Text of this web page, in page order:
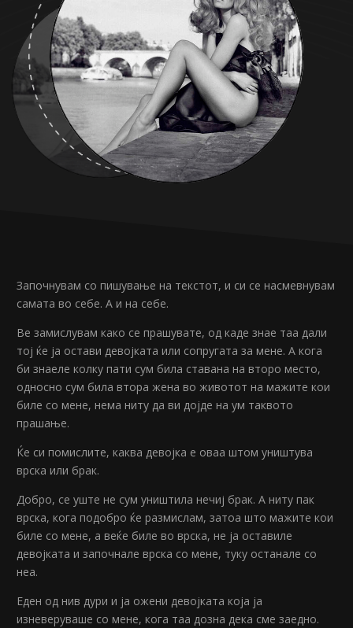
Започнувам со пишување на текстот, и си се насмевнувам
самата во себе. А и на себе.
Ве замислувам како се прашувате, од каде знае таа дали
тој ќе ја остави девојката или сопругата за мене. А кога
би знаеле колку пати сум била ставана на второ место,
односно сум била втора жена во животот на мажите кои
биле со мене, нема ниту да ви дојде на ум таквото
прашање.
Ќе си помислите, каква девојка е оваа штом уништува
врска или брак.
Добро, се уште не сум уништила нечиј брак. А ниту пак
врска, кога подобро ќе размислам, затоа што мажите кои
биле со мене, а веќе биле во врска, не ја оставиле
девојката и започнале врска со мене, туку останале со
неа.
Еден од нив дури и ја ожени девојката која ја
изневеруваше со мене, кога таа дозна дека сме заедно.